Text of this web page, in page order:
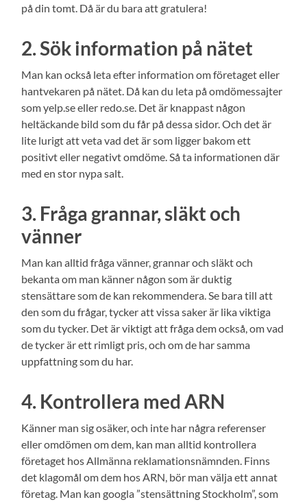
på din tomt. Då är du bara att gratulera!
2. Sök information på nätet
Man kan också leta efter information om företaget eller
hantvekaren på nätet. Då kan du leta på omdömessajter
som yelp.se eller redo.se. Det är knappast någon
heltäckande bild som du får på dessa sidor. Och det är
lite lurigt att veta vad det är som ligger bakom ett
positivt eller negativt omdöme. Så ta informationen där
med en stor nypa salt.
3. Fråga grannar, släkt och
vänner
Man kan alltid fråga vänner, grannar och släkt och
bekanta om man känner någon som är duktig
stensättare som de kan rekommendera. Se bara till att
den som du frågar, tycker att vissa saker är lika viktiga
som du tycker. Det är viktigt att fråga dem också, om vad
de tycker är ett rimligt pris, och om de har samma
uppfattning som du har.
4. Kontrollera med ARN
Känner man sig osäker, och inte har några referenser
eller omdömen om dem, kan man alltid kontrollera
företaget hos Allmänna reklamationsnämnden. Finns
det klagomål om dem hos ARN, bör man välja ett annat
företag. Man kan googla ”stensättning Stockholm”, som